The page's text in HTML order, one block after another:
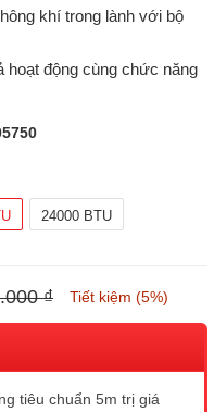
khí trong lành với bộ
hoạt động cùng chức năng
24000 BTU
₫ Tiết kiệm (5%)
tiêu chuẩn 5m trị giá